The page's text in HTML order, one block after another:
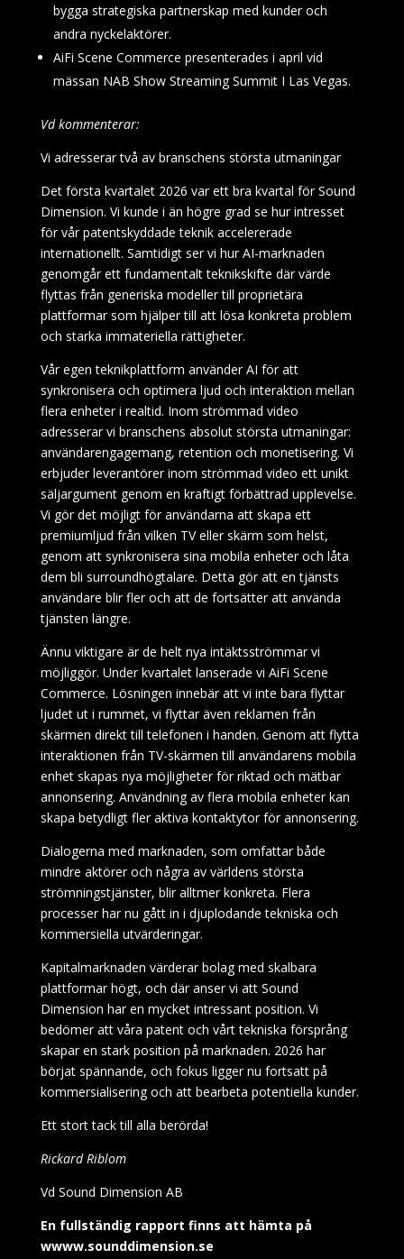
bygga strategiska partnerskap med kunder och
andra nyckelaktörer.
AiFi Scene Commerce presenterades i april vid
mässan NAB Show Streaming Summit I Las Vegas.
Vd kommenterar:
Vi adresserar två av branschens största utmaningar
Det första kvartalet 2026 var ett bra kvartal för Sound
Dimension. Vi kunde i än högre grad se hur intresset
för vår patentskyddade teknik accelererade
internationellt. Samtidigt ser vi hur AI-marknaden
genomgår ett fundamentalt teknikskifte där värde
flyttas från generiska modeller till proprietära
plattformar som hjälper till att lösa konkreta problem
och starka immateriella rättigheter.
Vår egen teknikplattform använder AI för att
synkronisera och optimera ljud och interaktion mellan
flera enheter i realtid. Inom strömmad video
adresserar vi branschens absolut största utmaningar:
användarengagemang, retention och monetisering. Vi
erbjuder leverantörer inom strömmad video ett unikt
säljargument genom en kraftigt förbättrad upplevelse.
Vi gör det möjligt för användarna att skapa ett
premiumljud från vilken TV eller skärm som helst,
genom att synkronisera sina mobila enheter och låta
dem bli surroundhögtalare. Detta gör att en tjänsts
användare blir fler och att de fortsätter att använda
tjänsten längre.
Ännu viktigare är de helt nya intäktsströmmar vi
möjliggör. Under kvartalet lanserade vi AiFi Scene
Commerce. Lösningen innebär att vi inte bara flyttar
ljudet ut i rummet, vi flyttar även reklamen från
skärmen direkt till telefonen i handen. Genom att flytta
interaktionen från TV-skärmen till användarens mobila
enhet skapas nya möjligheter för riktad och mätbar
annonsering. Användning av flera mobila enheter kan
skapa betydligt fler aktiva kontaktytor för annonsering.
Dialogerna med marknaden, som omfattar både
mindre aktörer och några av världens största
strömningstjänster, blir alltmer konkreta. Flera
processer har nu gått in i djuplodande tekniska och
kommersiella utvärderingar.
Kapitalmarknaden värderar bolag med skalbara
plattformar högt, och där anser vi att Sound
Dimension har en mycket intressant position. Vi
bedömer att våra patent och vårt tekniska försprång
skapar en stark position på marknaden. 2026 har
börjat spännande, och fokus ligger nu fortsatt på
kommersialisering och att bearbeta potentiella kunder.
Ett stort tack till alla berörda!
Rickard Riblom
Vd Sound Dimension AB
En fullständig rapport finns att hämta på
wwww.sounddimension.se